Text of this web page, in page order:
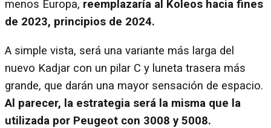
menos Europa, reemplazaría al Koleos hacia fines
de 2023, principios de 2024.
A simple vista, será una variante más larga del
nuevo Kadjar con un pilar C y luneta trasera más
grande, que darán una mayor sensación de espacio.
Al parecer, la estrategia será la misma que la
utilizada por Peugeot con 3008 y 5008.